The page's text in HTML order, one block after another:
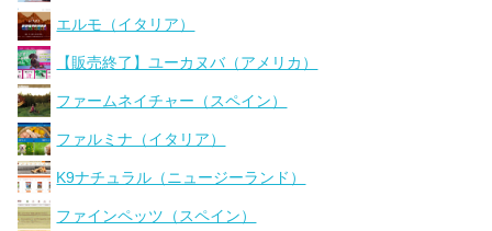
エルモ（イタリア）
【販売終了】ユーカヌバ（アメリカ）
ファームネイチャー（スペイン）
ファルミナ（イタリア）
K9ナチュラル（ニュージーランド）
ファインペッツ（スペイン）